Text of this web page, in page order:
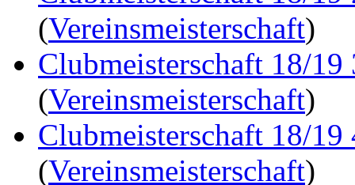
(Vereinsmeisterschaft)
Clubmeisterschaft 18/19
(Vereinsmeisterschaft)
Clubmeisterschaft 18/19
(Vereinsmeisterschaft)